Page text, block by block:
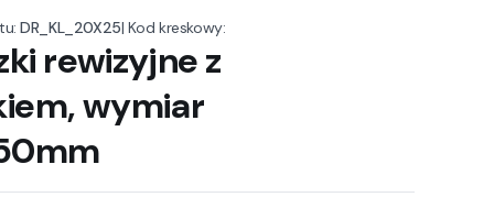
DR_KL_20X25| Kod kreskowy:
rewizyjne z
wymiar